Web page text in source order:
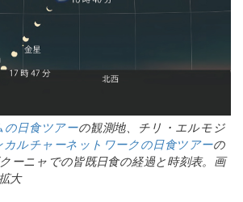
の日食ツアーの観測地、チリ・エルモジ
ルチャーネットワークの日食ツアーの
ーニャでの皆既日食の経過と時刻表。画
大